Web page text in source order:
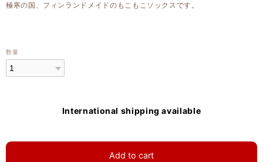
極寒の国、フィンランドメイドのもこもこソックスです。
数量
International shipping available
Add to cart